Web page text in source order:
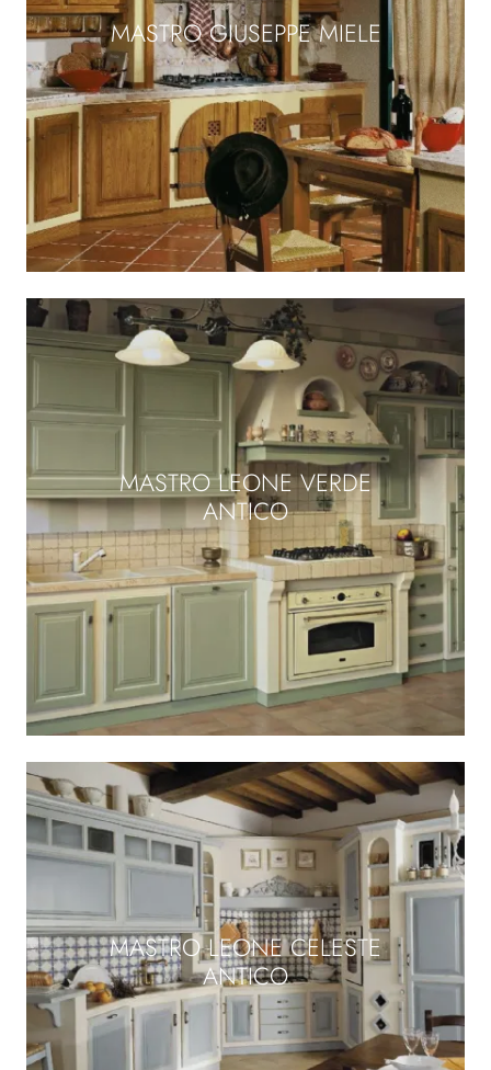
MASTRO GIUSEPPE MIELE
MASTRO LEONE VERDE
ANTICO
MASTRO LEONE CELESTE
ANTICO